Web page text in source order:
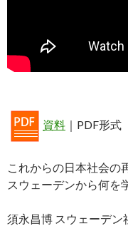
資料 ｜PDF形式
これからの日本社会の
スウェーデンから何を
須永昌博 スウェーデン